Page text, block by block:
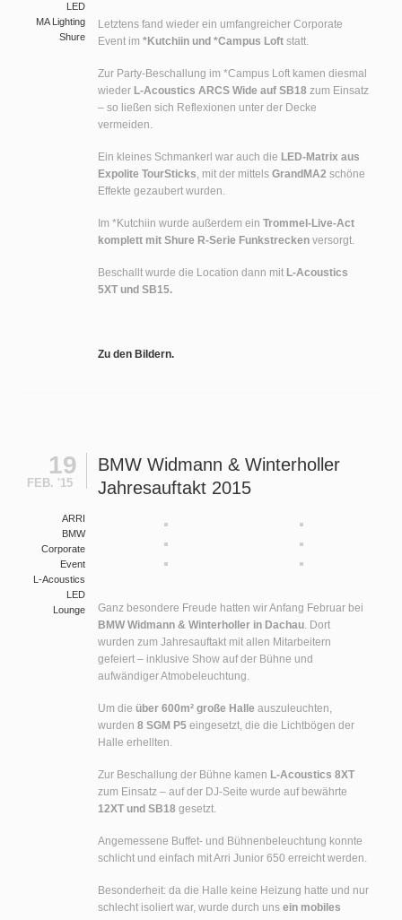
LED
MA Lighting
Shure
Letztens fand wieder ein umfangreicher Corporate
Event im *Kutchiin und *Campus Loft statt.
Zur Party-Beschallung im *Campus Loft kamen diesmal
wieder L-Acoustics ARCS Wide auf SB18 zum Einsatz
– so ließen sich Reflexionen unter der Decke
vermeiden.
Ein kleines Schmankerl war auch die LED-Matrix aus
Expolite TourSticks, mit der mittelsGrandMA2 schöne
Effekte gezaubert wurden.
Im *Kutchiin wurde außerdem einTrommel-Live-Act
komplett mit Shure R-Serie Funkstrecken versorgt.
Beschallt wurde die Location dann mit L-Acoustics
5XT und SB15.
Zu den Bildern.
19
FEB. '15
ARRI
BMW
Corporate
Event
L-Acoustics
LED
Lounge
BMW Widmann & Winterholler
Jahresauftakt 2015
Ganz besondere Freude hatten wir Anfang Februar bei
BMW Widmann & Winterholler in Dachau. Dort
wurden zum Jahresauftakt mit allen Mitarbeitern
gefeiert – inklusive Show auf der Bühne und
aufwändiger Atmobeleuchtung.
Um dieüber 600m² große Halle auszuleuchten,
wurden8 SGM P5 eingesetzt, die die Lichtbögen der
Halle erhellten.
Zur Beschallung der Bühne kamen L-Acoustics 8XT
zum Einsatz – auf der DJ-Seite wurde auf bewährte
12XT und SB18 gesetzt.
Angemessene Buffet- und Bühnenbeleuchtung konnte
schlicht und einfach mit Arri Junior 650 erreicht werden.
Besonderheit: da die Halle keine Heizung hatte und nur
schlecht isoliert war, wurde durch uns ein mobiles